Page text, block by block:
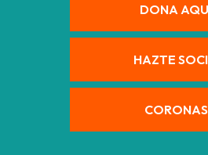
DONA
HAZTE
CORONAS